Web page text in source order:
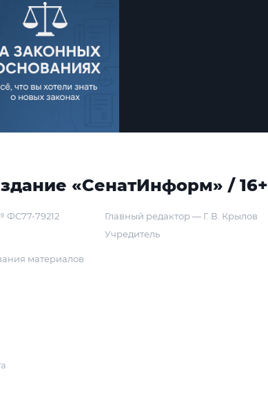
«СенатИнформ» / 16+
ФС77-79212
Главный редактор — Г. В. Крылов
Учредитель
материалов